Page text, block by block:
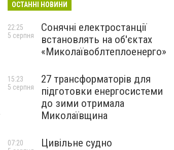
ОСТАННІ НОВИНИ
Сонячні електростанції
встановлять на об'єктах
«Миколаївоблтеплоенерго»
22:25
5 серпня
27 трансформаторів для
підготовки енергосистеми
до зими отримала
Миколаївщина
15:23
5 серпня
Цивільне судно
07:20